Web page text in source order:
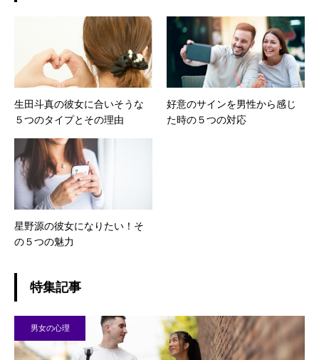
生田斗真の彼女に合いそうな
５つのタイプとその理由
好意のサインを男性から感じ
た時の５つの対応
星野源の彼女になりたい！そ
の５つの魅力
特集記事
男女の心理